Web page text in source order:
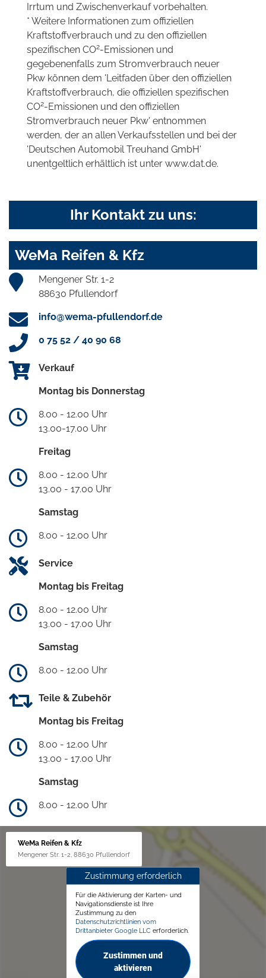
Irrtum und Zwischenverkauf vorbehalten.
* Weitere Informationen zum offiziellen
Kraftstoffverbrauch und zu den offiziellen
spezifischen CO2-Emissionen und
gegebenenfalls zum Stromverbrauch neuer
Pkw können dem 'Leitfaden über den offiziellen
Kraftstoffverbrauch, die offiziellen spezifischen
CO2-Emissionen und den offiziellen
Stromverbrauch neuer Pkw' entnommen
werden, der an allen Verkaufsstellen und bei der
'Deutschen Automobil Treuhand GmbH'
unentgeltlich erhältlich ist unter www.dat.de.
Ihr Kontakt zu uns:
WeMa Reifen & Kfz
Mengener Str. 1-2
88630 Pfullendorf
info@wema-pfullendorf.de
0 75 52 / 40 90 68
Verkauf
Montag bis Donnerstag
8.00 - 12.00 Uhr
13.00-17.00 Uhr
Freitag
8.00 - 12.00 Uhr
13.00 - 17.00 Uhr
Samstag
8.00 - 12.00 Uhr
Service
Montag bis Freitag
8.00 - 12.00 Uhr
13.00 - 17.00 Uhr
Samstag
8.00 - 12.00 Uhr
Teile & Zubehör
Montag bis Freitag
8.00 - 12.00 Uhr
13.00 - 17.00 Uhr
Samstag
8.00 - 12.00 Uhr
WeMa Reifen & Kfz
Mengener Str. 1-2, 88630 Pfullendorf
Zustimmung erforderlich
Für die Aktivierung der Karten- und
Navigationsdienste ist Ihre
Zustimmung zu den
Datenschutzrichtlinien vom
Drittanbieter Google LLC erforderlich.
Zustimmen und
aktivieren